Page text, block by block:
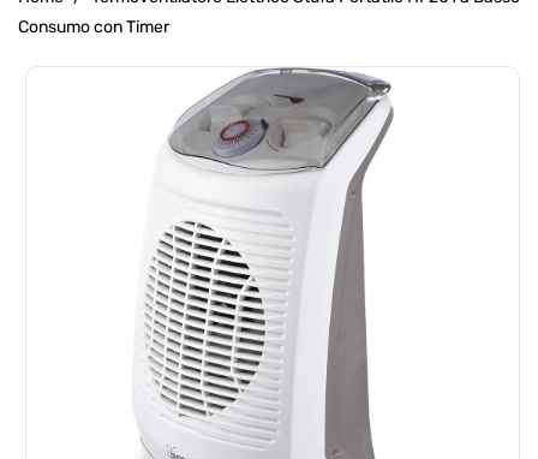
Consumo con Timer